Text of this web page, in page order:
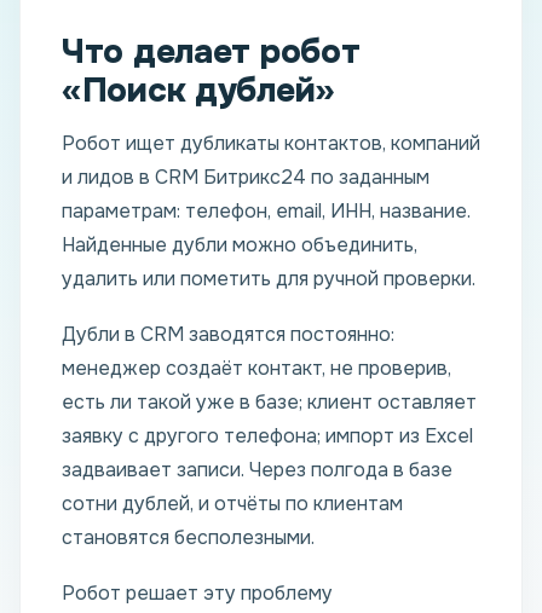
Что делает робот
«Поиск дублей»
Робот ищет дубликаты контактов, компаний
и лидов в CRM Битрикс24 по заданным
параметрам: телефон, email, ИНН, название.
Найденные дубли можно объединить,
удалить или пометить для ручной проверки.
Дубли в CRM заводятся постоянно:
менеджер создаёт контакт, не проверив,
есть ли такой уже в базе; клиент оставляет
заявку с другого телефона; импорт из Excel
задваивает записи. Через полгода в базе
сотни дублей, и отчёты по клиентам
становятся бесполезными.
Робот решает эту проблему